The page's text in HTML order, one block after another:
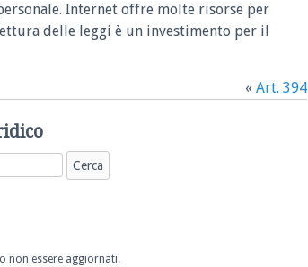
Internet offre molte risorse per
delle leggi è un investimento per il
« Art. 394
non essere aggiornati.